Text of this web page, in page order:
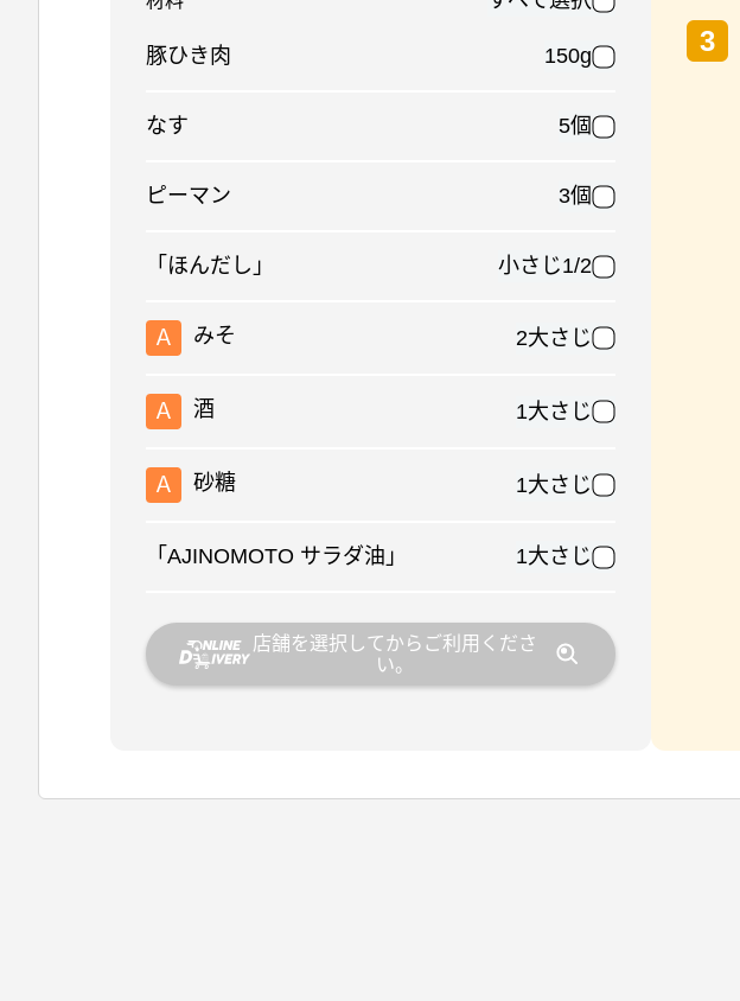
豚ひき肉 150g
なす 5個
ピーマン 3個
「ほんだし」 小さじ1/2
Ａ みそ 2大さじ
Ａ 酒 1大さじ
Ａ 砂糖 1大さじ
「AJINOMOTO サラダ油」 1大さじ
店舗を選択してからご利用くださ
い。
3